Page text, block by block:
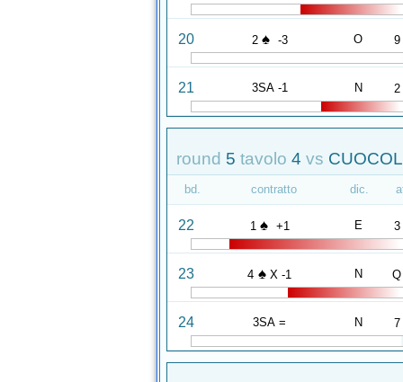
20 2 ♠ -3 O 9
21 3SA -1 N 2
round 5 tavolo 4 vs
bd. contratto dic.
22 1 ♠ +1 E 3
23 4 ♠ X -1 N Q
24 3SA = N 7